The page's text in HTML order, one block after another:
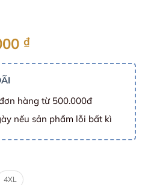
₫Khoảng
đến
159.000 ₫
hàng từ 500.000đ
nếu sản phẩm lỗi bất kì
4XL